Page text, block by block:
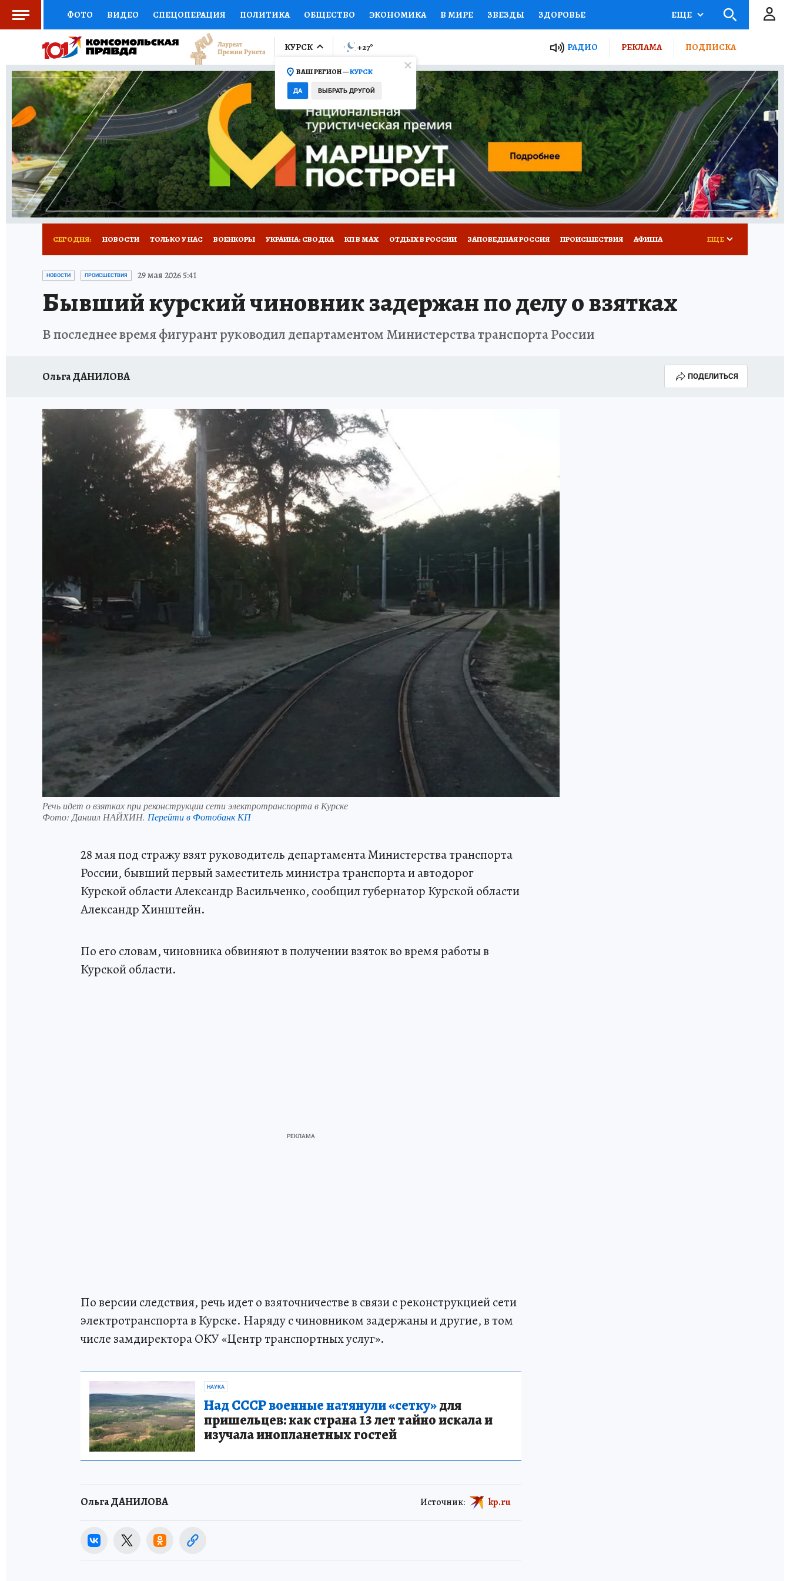
ФОТО ВИДЕО СПЕЦОПЕРАЦИЯ ПОЛИТИКА ОБЩЕСТВО ЭКОНОМИКА В МИРЕ ЗВЕЗДЫ ЗДОРОВЬЕ
СОЦПОДДЕРЖКА НАУКА СПОРТ КОЛУМНИСТЫ ПРОИСШЕСТВИЯ НАЦИОНАЛЬНЫЕ ПРОЕКТЫ РОССИИ
ВЫБОР ЭКСПЕРТОВ ДОКТОР ФИНАНСЫ ОТКРЫВАЕМ МИР Я ЗНАЮ СЕМЬЯ ЖЕНСКИЕ СЕКРЕТЫ ПУТЕВОДИТЕЛЬ
КНИЖНАЯ ПОЛКА ПРОГНОЗЫ НА СПОРТ ПРОМОКОДЫ СЕРИАЛЫ СПЕЦПРОЕКТЫ ДЕФИЦИТ ЖЕЛЕЗА ТУРИЗМ
ПРЕСС-ЦЕНТР НЕДВИЖИМОСТЬ ТЕЛЕВИЗОР КОЛЛЕКЦИИ КОНКУРСЫ РАБОТА У НАС ГИД ПОТРЕБИТЕЛЯ ВСЕ О КП
РАДИО КП РЕКЛАМА ТЕСТЫ НОВОЕ НА САЙТЕ
ЕЩЕ
КУРСК
ВАШ РЕГИОН —КУРСК
ДА ВЫБРАТЬ ДРУГОЙ
+27° РАДИО РЕКЛАМА ПОДПИСКА
СЕГОДНЯ: НОВОСТИ ТОЛЬКО У НАС ВОЕНКОРЫ УКРАИНА: СВОДКА КП В МАХ ОТДЫХ В РОССИИ ЗАПОВЕДНАЯ РОССИЯ ПРОИСШЕСТВИЯ АФИША
ИСПЫТАНО НА СЕБЕ
ЕЩЕ
НОВОСТИ ПРОИСШЕСТВИЯ 29 мая 2026 5:41
Бывший курский чиновник задержан по делу о взятках
В последнее время фигурант руководил департаментом Министерства транспорта России
Ольга ДАНИЛОВА ПОДЕЛИТЬСЯ
Речь идет о взятках при реконструкции сети электротранспорта в Курске
Фото: Даниил НАЙХИН. Перейти в Фотобанк КП
28 мая под стражу взят руководитель департамента Министерства транспорта
России, бывший первый заместитель министра транспорта и автодорог
Курской области Александр Васильченко, сообщил губернатор Курской области
Александр Хинштейн.
По его словам, чиновника обвиняют в получении взяток во время работы в
Курской области.
По версии следствия, речь идет о взяточничестве в связи с реконструкцией сети
электротранспорта в Курске. Наряду с чиновником задержаны и другие, в том
числе замдиректора ОКУ «Центр транспортных услуг».
НАУКА
Над СССР военные натянули «сетку»для
пришельцев: как страна 13 лет тайно искала и
изучала инопланетных гостей
Ольга ДАНИЛОВА Источник: kp.ru